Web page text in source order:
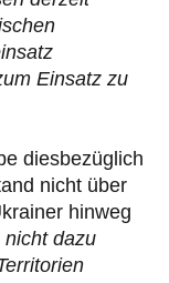
Einsatz zu
diesbezüglich
nicht über
hinweg
nicht dazu